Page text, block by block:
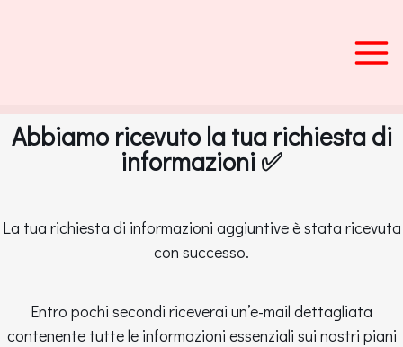
Abbiamo ricevuto la tua richiesta di
informazioni ✅
La tua richiesta di informazioni aggiuntive è stata ricevuta
con successo.
Entro pochi secondi riceverai un’e-mail dettagliata
contenente tutte le informazioni essenziali sui nostri piani